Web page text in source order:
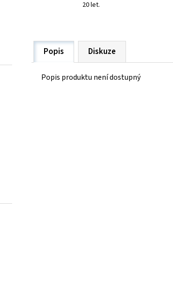
20 let.
Popis Diskuze
Popis produktu není dostupný